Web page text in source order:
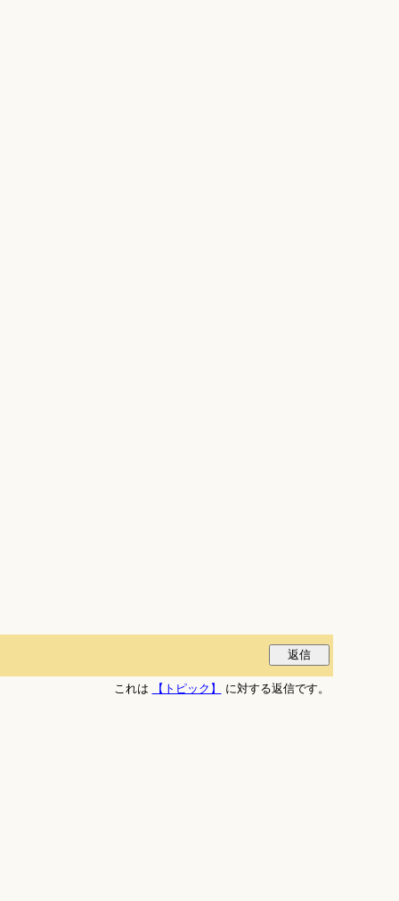
これは 【トピック】 に対する返信です。